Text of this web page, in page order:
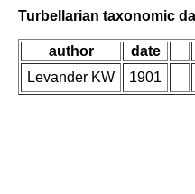
Turbellarian taxonomic
author date
Levander KW
1901